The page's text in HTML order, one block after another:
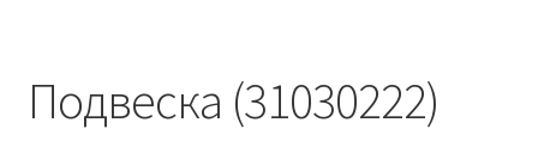
Подвеска (31030222)